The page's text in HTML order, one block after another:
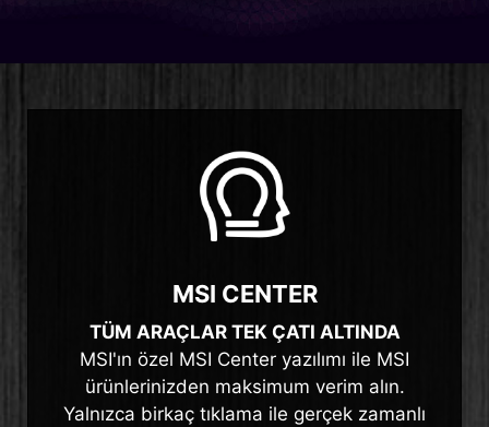
MSI CENTER
TÜM ARAÇLAR TEK ÇATI ALTINDA
MSI'ın özel MSI Center yazılımı ile MSI
ürünlerinizden maksimum verim alın.
Yalnızca birkaç tıklama ile gerçek zamanlı